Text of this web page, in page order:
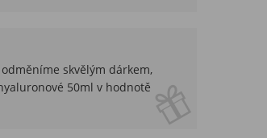
skvělým dárkem,
50ml v hodnotě